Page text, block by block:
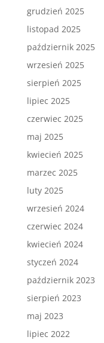
grudzień 2025
listopad 2025
październik 2025
wrzesień 2025
sierpień 2025
lipiec 2025
czerwiec 2025
maj 2025
kwiecień 2025
marzec 2025
luty 2025
wrzesień 2024
czerwiec 2024
kwiecień 2024
styczeń 2024
październik 2023
sierpień 2023
maj 2023
lipiec 2022